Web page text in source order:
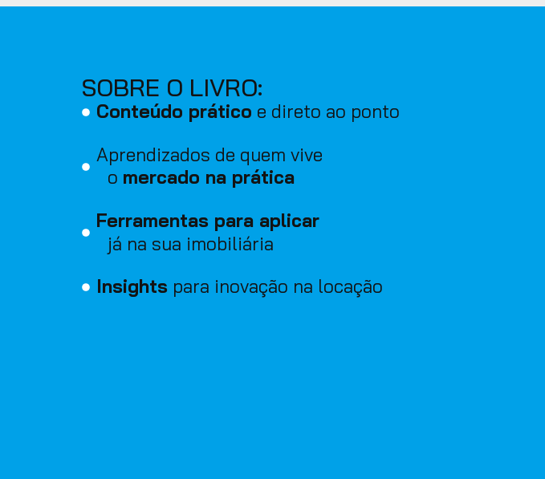
SOBRE O LIVRO:
Conteúdo prático e direto ao ponto
Aprendizados de quem vive
o mercado na prática
Ferramentas para aplicar
já na sua imobiliária
Insightspara inovação na locação